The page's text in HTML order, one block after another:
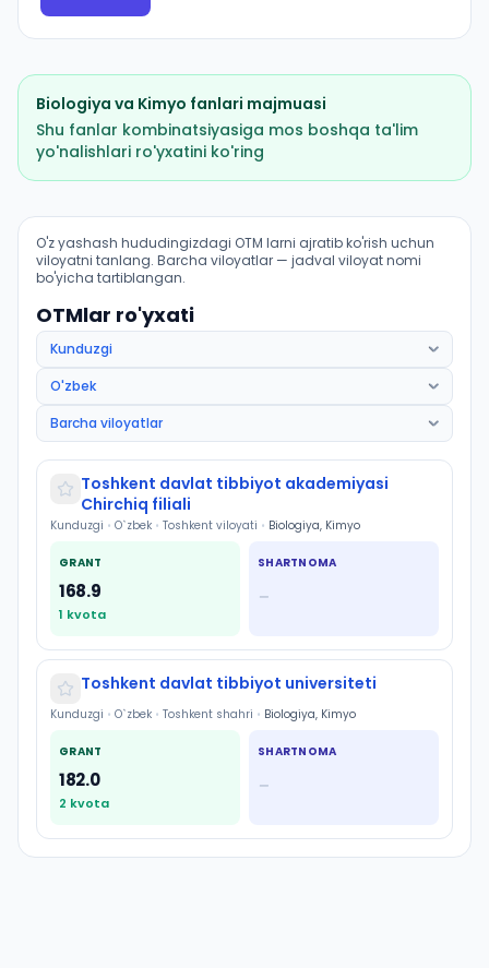
Biologiya va Kimyo fanlari majmuasi
Shu fanlar kombinatsiyasiga mos boshqa ta'lim
yo'nalishlari ro'yxatini ko'ring
Pediatriya ishi (Parkent tumani): OTM lar bo'yicha
O'z yashash hududingizdagi OTM larni ajratib ko'rish uchun
viloyatni tanlang. Barcha viloyatlar — jadval viloyat nomi
bo'yicha tartiblangan.
OTMlar ro'yxati
Toshkent davlat tibbiyot akademiyasi
Chirchiq filiali
Kunduzgi • O`zbek • Toshkent viloyati • Biologiya, Kimyo
GRANT
168.9
1 kvota
SHARTNOMA
—
Toshkent davlat tibbiyot universiteti
Kunduzgi • O`zbek • Toshkent shahri • Biologiya, Kimyo
GRANT
182.0
2 kvota
SHARTNOMA
—